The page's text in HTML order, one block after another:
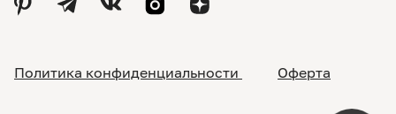
Политика конфиденциальности Оферта